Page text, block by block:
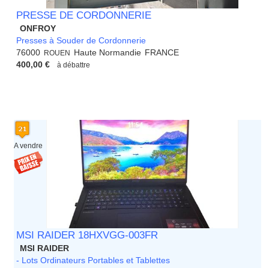
PRESSE DE CORDONNERIE
ONFROY
Presses à Souder de Cordonnerie
76000 ROUEN Haute Normandie FRANCE
400,00 €
à débattre
A vendre
MSI RAIDER 18HXVGG-003FR
MSI RAIDER
- Lots Ordinateurs Portables et Tablettes